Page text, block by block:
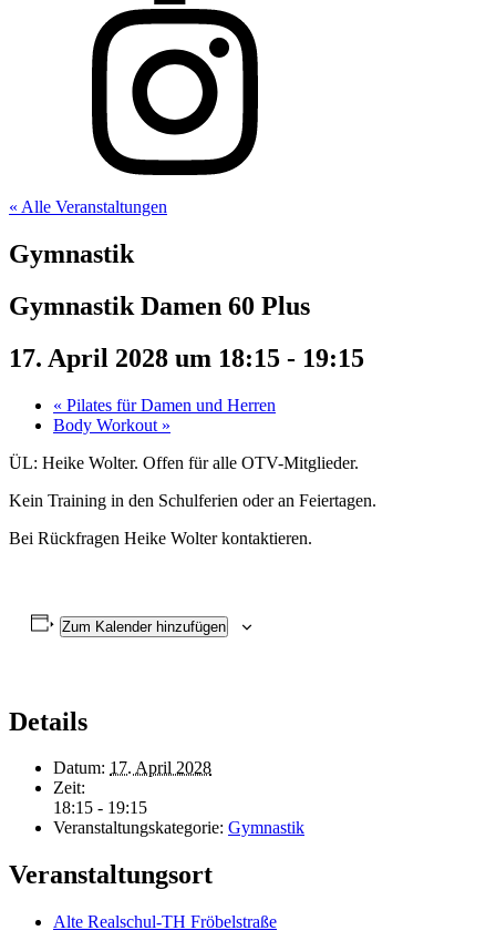
« Alle Veranstaltungen
Gymnastik
Gymnastik Damen 60 Plus
17. April 2028 um 18:15 - 19:15
« Pilates für Damen und Herren
Body Workout »
ÜL: Heike Wolter. Offen für alle OTV-Mitglieder.
Kein Training in den Schulferien oder an Feiertagen.
Bei Rückfragen Heike Wolter kontaktieren.
Zum Kalender hinzufügen
Details
Datum: 17. April 2028
Zeit:
18:15 - 19:15
Veranstaltungskategorie: Gymnastik
Veranstaltungsort
Alte Realschul-TH Fröbelstraße